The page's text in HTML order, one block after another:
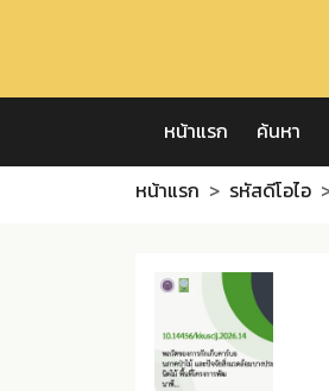
หน้าแรก ค้นหา
หน้าแรก รหัสดีโอไอ